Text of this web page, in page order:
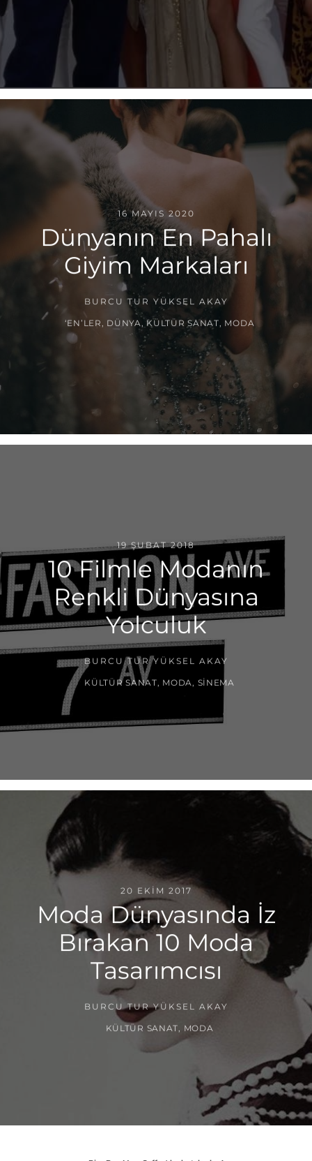
16 MAYIS 2020
Dünyanın En Pahalı
Giyim Markaları
BURCU TUR YÜKSEL AKAY
‘EN’LER DÜNYA , KÜLTÜR SANAT MODA
19 ŞUBAT 2018
10 Filmle Modanın
Renkli Dünyasına
Yolculuk
BURCU TUR YÜKSEL AKAY
KÜLTÜR SANAT MODA SINEMA
20 EKIM 2017
Moda Dünyasında İz
Bırakan 10 Moda
Tasarımcısı
BURCU TUR YÜKSEL AKAY
KÜLTÜR SANAT MODA